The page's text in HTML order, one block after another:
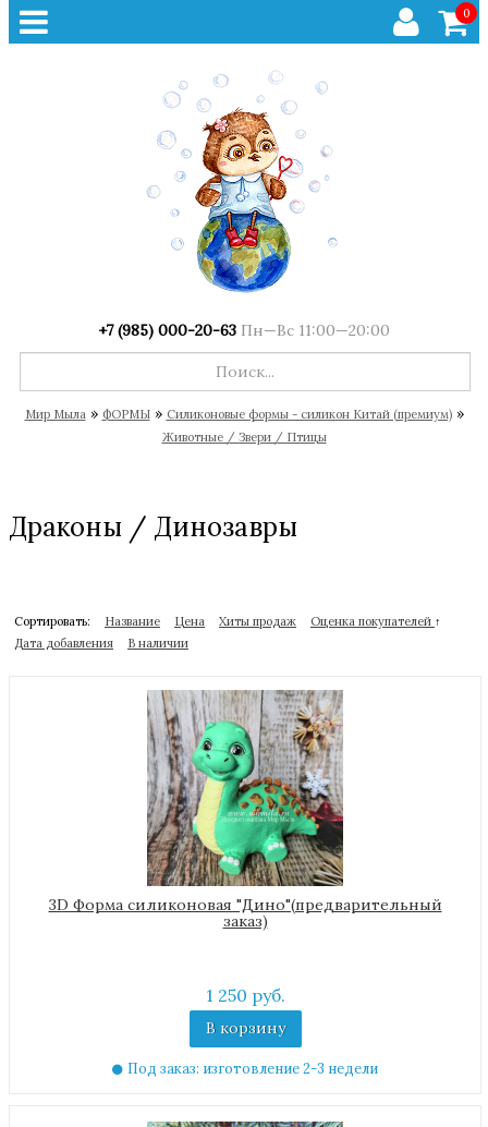
0
+7 (985) 000-20-63 Пн—Вс 11:00—20:00
Мир Мыла » ФОРМЫ » Cиликоновые формы - силикон Китай (премиум) »
Животные / Звери / Птицы
Драконы / Динозавры
Сортировать: Название Цена Хиты продаж Оценка покупателей ↑
Дата добавления
В наличии
3D Форма силиконовая "Дино"(предварительный
заказ)
1 250 руб.
В корзину
Под заказ: изготовление 2-3 недели